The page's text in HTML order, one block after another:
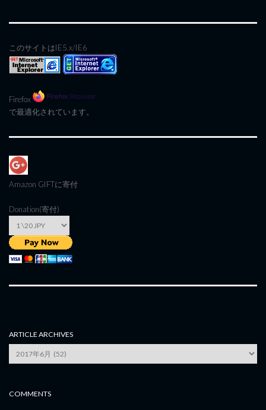
このサイトはIE5.x/IE6
Firefox
で最適化されています。
Amazon GIFTに寄付
Donation(寄付)
ARTICLE ARCHIVES
Article
Archives
COMMENTS